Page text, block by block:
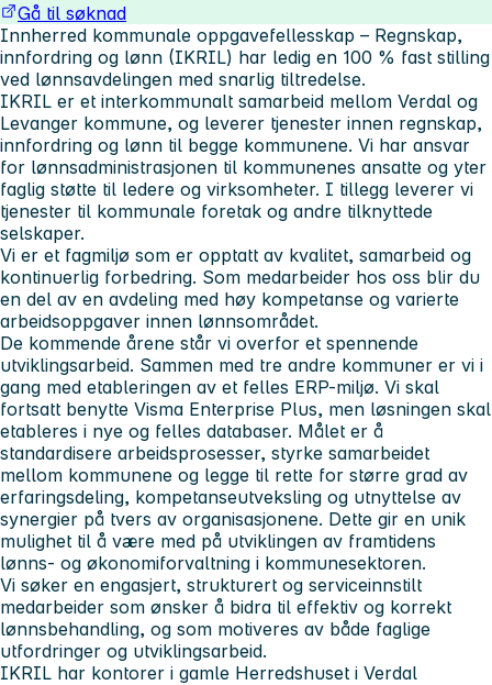
Gå til søknad
Innherred kommunale oppgavefellesskap – Regnskap,
innfordring og lønn (IKRIL) har ledig en 100 % fast stilling
ved lønnsavdelingen med snarlig tiltredelse.
IKRIL er et interkommunalt samarbeid mellom Verdal og
Levanger kommune, og leverer tjenester innen regnskap,
innfordring og lønn til begge kommunene. Vi har ansvar
for lønnsadministrasjonen til kommunenes ansatte og yter
faglig støtte til ledere og virksomheter. I tillegg leverer vi
tjenester til kommunale foretak og andre tilknyttede
selskaper.
Vi er et fagmiljø som er opptatt av kvalitet, samarbeid og
kontinuerlig forbedring. Som medarbeider hos oss blir du
en del av en avdeling med høy kompetanse og varierte
arbeidsoppgaver innen lønnsområdet.
De kommende årene står vi overfor et spennende
utviklingsarbeid. Sammen med tre andre kommuner er vi i
gang med etableringen av et felles ERP-miljø. Vi skal
fortsatt benytte Visma Enterprise Plus, men løsningen skal
etableres i nye og felles databaser. Målet er å
standardisere arbeidsprosesser, styrke samarbeidet
mellom kommunene og legge til rette for større grad av
erfaringsdeling, kompetanseutveksling og utnyttelse av
synergier på tvers av organisasjonene. Dette gir en unik
mulighet til å være med på utviklingen av framtidens
lønns- og økonomiforvaltning i kommunesektoren.
Vi søker en engasjert, strukturert og serviceinnstilt
medarbeider som ønsker å bidra til effektiv og korrekt
lønnsbehandling, og som motiveres av både faglige
utfordringer og utviklingsarbeid.
IKRIL har kontorer i gamle Herredshuset i Verdal